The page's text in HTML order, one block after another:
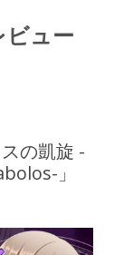
ビュー
の凱旋 -
」